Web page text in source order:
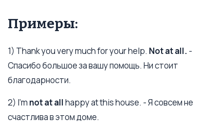
Примеры:
1) Thank you very much for your help. Not at all. -
Спасибо большое за вашу помощь. Ни стоит
благодарности.
2) I’m not at allhappy at this house. - Я совсем не
счастлива в этом доме.